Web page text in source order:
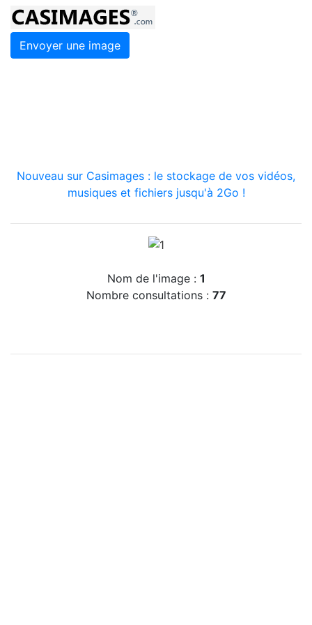
Envoyer une image
Nouveau sur Casimages : le stockage de vos vidéos,
musiques et fichiers jusqu'à 2Go !
Nom de l'image : 1
Nombre consultations : 77